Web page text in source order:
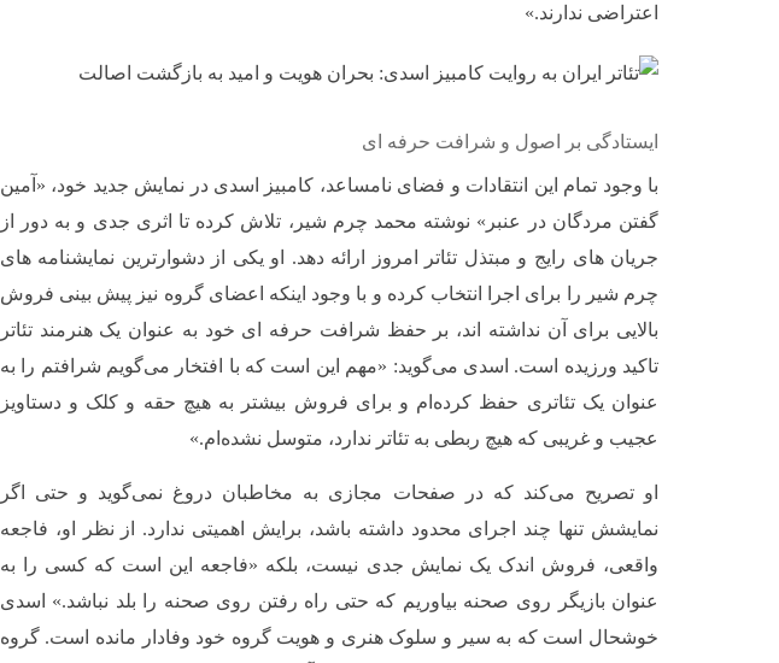
اعتراضی ندارند.»
ایستادگی بر اصول و شرافت حرفه ای
با وجود تمام این انتقادات و فضای نامساعد، کامبیز اسدی در نمایش جدید خود، «آمین
گفتن مردگان در عنبر» نوشته محمد چرم شیر، تلاش کرده تا اثری جدی و به دور از
جریان های رایج و مبتذل تئاتر امروز ارائه دهد. او یکی از دشوارترین نمایشنامه های
چرم شیر را برای اجرا انتخاب کرده و با وجود اینکه اعضای گروه نیز پیش بینی فروش
بالایی برای آن نداشته اند، بر حفظ شرافت حرفه ای خود به عنوان یک هنرمند تئاتر
تاکید ورزیده است. اسدی می‌گوید: «مهم این است که با افتخار می‌گویم شرافتم را به
عنوان یک تئاتری حفظ کرده‌ام و برای فروش بیشتر به هیچ حقه و کلک و دستاویز
عجیب و غریبی که هیچ ربطی به تئاتر ندارد، متوسل نشده‌ام.»
او تصریح می‌کند که در صفحات مجازی به مخاطبان دروغ نمی‌گوید و حتی اگر
نمایشش تنها چند اجرای محدود داشته باشد، برایش اهمیتی ندارد. از نظر او، فاجعه
واقعی، فروش اندک یک نمایش جدی نیست، بلکه «فاجعه این است که کسی را به
عنوان بازیگر روی صحنه بیاوریم که حتی راه رفتن روی صحنه را بلد نباشد.» اسدی
خوشحال است که به سیر و سلوک هنری و هویت گروه خود وفادار مانده است. گروه